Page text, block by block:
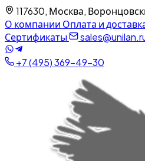
117630, Москва,
О компании Оплата и
Сертификаты
+7 (495) 369-49-30